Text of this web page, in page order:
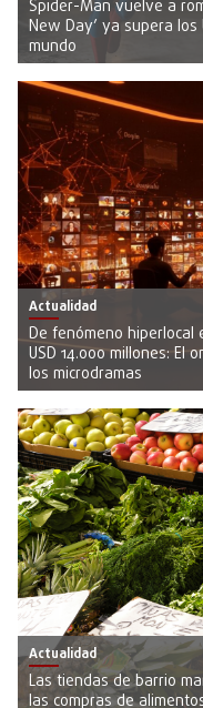
Spider-Man vuelve a
New Day’ ya supera los
mundo
Actualidad
De fenómeno hiperlocal
USD 14.000 millones: El
los microdramas
Actualidad
Las tiendas de barrio
las compras de